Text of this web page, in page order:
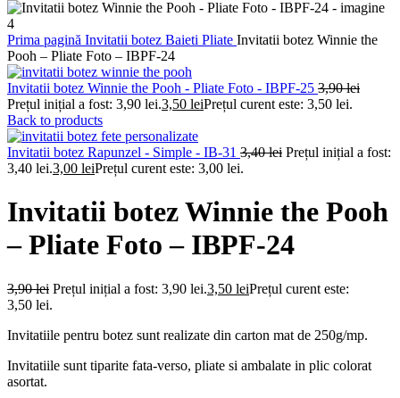
Prima pagină Invitatii botez Baieti Pliate Invitatii botez Winnie the
Pooh – Pliate Foto – IBPF-24
Invitatii botez Winnie the Pooh - Pliate Foto - IBPF-25 3,90lei
Prețul inițial a fost: 3,90 lei.3,50 leiPrețul curent este: 3,50 lei.
Back to products
Invitatii botez Rapunzel - Simple - IB-31 3,40lei Prețul inițial a fost:
3,40 lei.3,00 leiPrețul curent este: 3,00 lei.
Invitatii botez Winnie the Pooh
– Pliate Foto – IBPF-24
3,90lei Prețul inițial a fost: 3,90 lei.3,50 leiPrețul curent este:
3,50 lei.
Invitatiile pentru botez sunt realizate din carton mat de 250g/mp.
Invitatiile sunt tiparite fata-verso, pliate si ambalate in plic colorat
asortat.